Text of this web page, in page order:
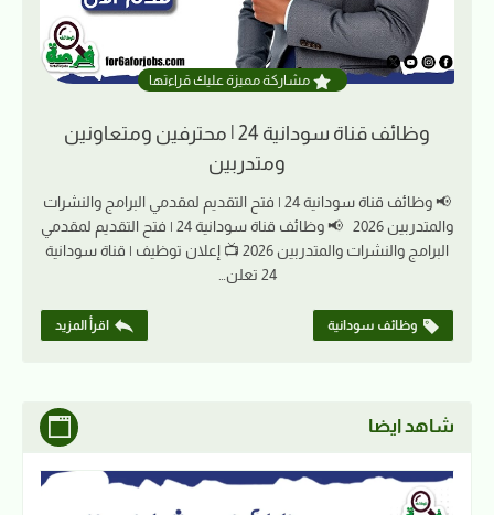
مشاركة مميزة عليك قراءتها
وظائف قناة سودانية 24 | محترفين ومتعاونين
ومتدربين
📢 وظائف قناة سودانية 24 | فتح التقديم لمقدمي البرامج والنشرات
والمتدربين 2026 📢 وظائف قناة سودانية 24 | فتح التقديم لمقدمي
البرامج والنشرات والمتدربين 2026 📺 إعلان توظيف | قناة سودانية
24 تعلن…
وظائف سودانية اقرأ المزيد
شاهد ايضا